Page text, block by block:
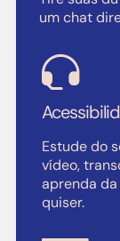
um chat
Estude do
vídeo,
aprenda
quiser.